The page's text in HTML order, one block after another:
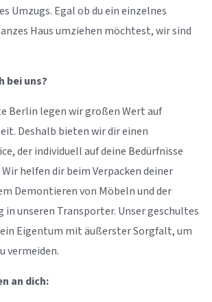
Umzugs. Egal ob du ein einzelnes
Haus umziehen möchtest, wir sind
bei uns?
Berlin legen wir großen Wert auf
Deshalb bieten wir dir einen
der individuell auf deine Bedürfnisse
helfen dir beim Verpacken deiner
Demontieren von Möbeln und der
in unseren Transporter. Unser geschultes
Eigentum mit äußerster Sorgfalt, um
vermeiden.
an dich: